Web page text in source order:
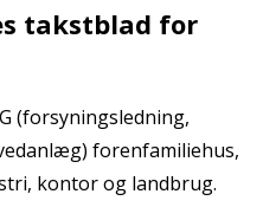
takstblad for
(forsyningsledning,
forenfamiliehus,
kontor og landbrug.